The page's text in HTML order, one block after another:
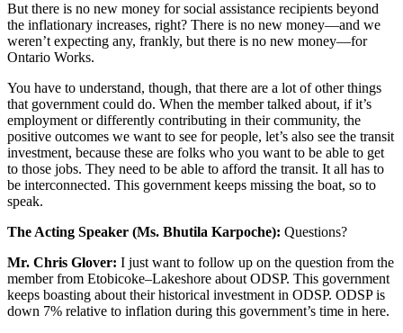
But there is no new money for social assistance recipients beyond
the inflationary increases, right? There is no new money—and we
weren’t expecting any, frankly, but there is no new money—for
Ontario Works.
You have to understand, though, that there are a lot of other things
that government could do. When the member talked about, if it’s
employment or differently contributing in their community, the
positive outcomes we want to see for people, let’s also see the transit
investment, because these are folks who you want to be able to get
to those jobs. They need to be able to afford the transit. It all has to
be interconnected. This government keeps missing the boat, so to
speak.
The Acting Speaker (Ms. Bhutila Karpoche): Questions?
Mr. Chris Glover: I just want to follow up on the question from the
member from Etobicoke–Lakeshore about ODSP. This government
keeps boasting about their historical investment in ODSP. ODSP is
down 7% relative to inflation during this government’s time in here.